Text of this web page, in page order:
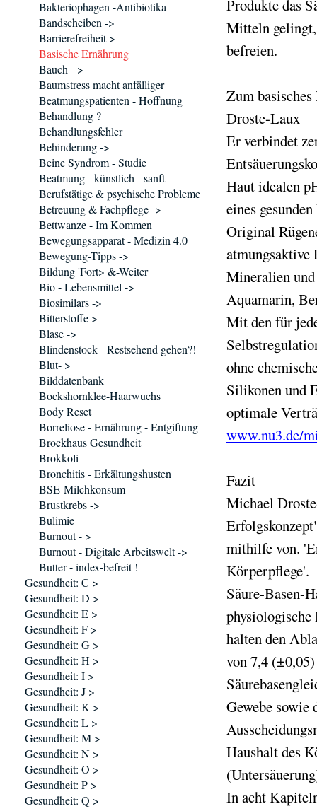
Produkte das
Mitteln
befreien.
Zum
Droste-Laux
Er verbindet
Haut idealen
eines
Original
atmungsaktive
Mineralien
Aquamarin,
Mit den für
ohne
Silikonen und
optimale
www.nu3.de/
Fazit
Michael
mithilfe von.
Körperpflege'.
Säure-Basen-
physiologische
halten den
von 7,4
Gewebe sowie
Haushalt des
In acht
Bakteriophagen -Antibiotika
Bandscheiben ->
Barrierefreiheit >
Basische Ernährung
Bauch - >
Baumstress macht anfälliger
Beatmungspatienten - Hoffnung
Behandlung ?
Behandlungsfehler
Behinderung ->
Beine Syndrom - Studie
Beatmung - künstlich - sanft
Berufstätige & psychische Probleme
Betreuung & Fachpflege ->
Bettwanze - Im Kommen
Bewegungsapparat - Medizin 4.0
Bewegung-Tipps ->
Bildung 'Fort> &-Weiter
Bio - Lebensmittel ->
Biosimilars ->
Bitterstoffe >
Blase ->
Blindenstock - Restsehend gehen?!
Blut- >
Bilddatenbank
Bockshornklee-Haarwuchs
Body Reset
Borreliose - Ernährung - Entgiftung
Brockhaus Gesundheit
Brokkoli
Bronchitis - Erkältungshusten
BSE-Milchkonsum
Brustkrebs ->
Bulimie
Burnout - >
Burnout - Digitale Arbeitswelt ->
Butter - index-befreit !
Gesundheit: C >
Gesundheit: D >
Gesundheit: E >
Gesundheit: F >
Gesundheit: G >
Gesundheit: H >
Gesundheit: I >
Gesundheit: J >
Gesundheit: K >
Gesundheit: L >
Gesundheit: M >
Gesundheit: N >
Gesundheit: O >
Gesundheit: P >
Gesundheit: Q >